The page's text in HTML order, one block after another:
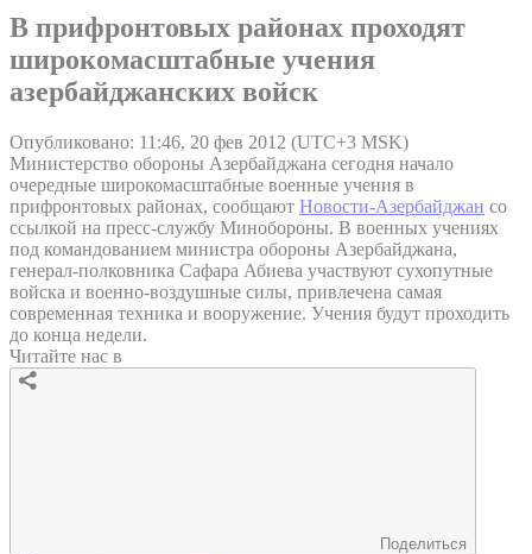
В прифронтовых районах проходят
широкомасштабные учения
азербайджанских войск
Опубликовано: 11:46, 20 фев 2012 (UTC+3 MSK)
Министерство обороны Азербайджана сегодня начало
очередные широкомасштабные военные учения в
прифронтовых районах, сообщают Новости-Азербайджан со
ссылкой на пресс-службу Минобороны. В военных учениях
под командованием министра обороны Азербайджана,
генерал-полковника Сафара Абиева участвуют сухопутные
войска и военно-воздушные силы, привлечена самая
современная техника и вооружение. Учения будут проходить
до конца недели.
Читайте нас в
Поделиться